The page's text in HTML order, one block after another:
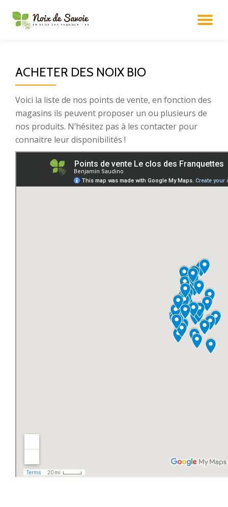
ACHETER DES NOIX BIO
Voici la liste de nos points de vente, en fonction des
magasins ils peuvent proposer un ou plusieurs de
nos produits. N’hésitez pas à les contacter pour
connaitre leur disponibilités !